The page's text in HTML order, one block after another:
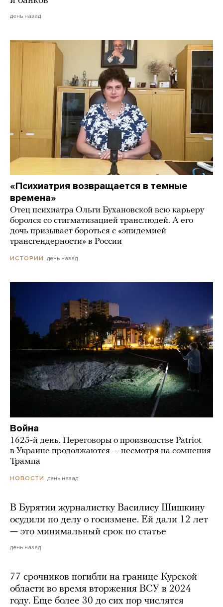
день назад
«Психиатрия возвращается в темные
времена»
Отец психиатра Ольги Бухановской всю карьеру
боролся со стигматизацией транслюдей. А его
дочь призывает бороться с «эпидемией
трансгендерности» в России
ИСТОРИИ день назад
Война
1625-й день. Переговоры о производстве Patriot
в Украине продолжаются — несмотря на сомнения
Трампа
НОВОСТИ день назад
В Бурятии журналистку Василису Шишкину
осудили по делу о госизмене. Ей дали 12 лет
— это минимальный срок по статье
день назад
77 срочников погибли на границе Курской
области во время вторжения ВСУ в 2024
году. Еще более 30 до сих пор числятся